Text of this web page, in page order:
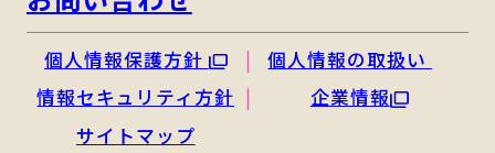
個人情報保護方針
個人情報の取扱い
情報セキュリティ方針
企業情報
サイトマップ